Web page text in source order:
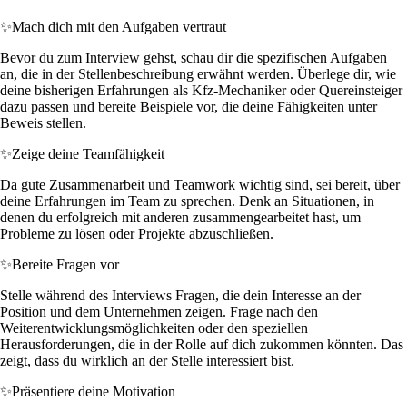
✨Mach dich mit den Aufgaben vertraut
Bevor du zum Interview gehst, schau dir die spezifischen Aufgaben
an, die in der Stellenbeschreibung erwähnt werden. Überlege dir, wie
deine bisherigen Erfahrungen als Kfz-Mechaniker oder Quereinsteiger
dazu passen und bereite Beispiele vor, die deine Fähigkeiten unter
Beweis stellen.
✨Zeige deine Teamfähigkeit
Da gute Zusammenarbeit und Teamwork wichtig sind, sei bereit, über
deine Erfahrungen im Team zu sprechen. Denk an Situationen, in
denen du erfolgreich mit anderen zusammengearbeitet hast, um
Probleme zu lösen oder Projekte abzuschließen.
✨Bereite Fragen vor
Stelle während des Interviews Fragen, die dein Interesse an der
Position und dem Unternehmen zeigen. Frage nach den
Weiterentwicklungsmöglichkeiten oder den speziellen
Herausforderungen, die in der Rolle auf dich zukommen könnten. Das
zeigt, dass du wirklich an der Stelle interessiert bist.
✨Präsentiere deine Motivation